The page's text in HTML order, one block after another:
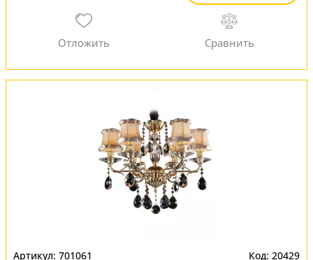
701061 20429